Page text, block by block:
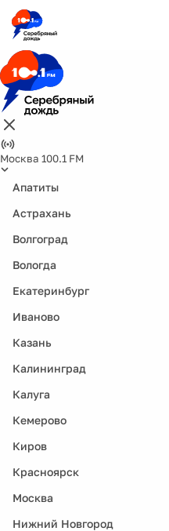
Москва 100.1 FM
Апатиты
Астрахань
Волгоград
Вологда
Екатеринбург
Иваново
Казань
Калининград
Калуга
Кемерово
Киров
Красноярск
Москва
Нижний Новгород